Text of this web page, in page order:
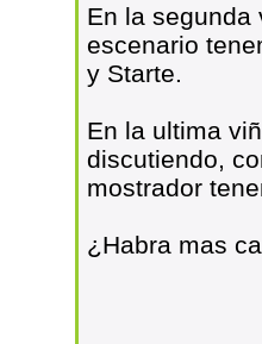
En la segunda
escenario
y Starte.
En la ultima
discutiendo,
mostrador
¿Habra mas